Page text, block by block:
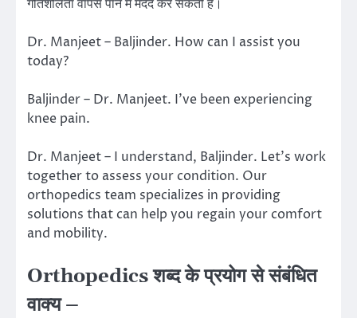
गतिशीलता वापस पाने में मदद कर सकती है।
Dr. Manjeet – Baljinder. How can I assist you
today?
Baljinder – Dr. Manjeet. I’ve been experiencing
knee pain.
Dr. Manjeet – I understand, Baljinder. Let’s work
together to assess your condition. Our
orthopedics team specializes in providing
solutions that can help you regain your comfort
and mobility.
Orthopedics शब्द के प्रयोग से संबंधित
वाक्य –